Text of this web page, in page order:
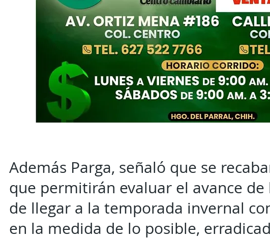
Además Parga, señaló que se
que permitirán evaluar el avance
de llegar a la temporada invernal
en la medida de lo posible,